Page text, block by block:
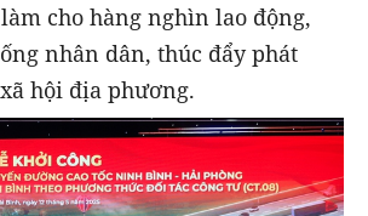
cho hàng nghìn lao động,
nhân dân, thúc đẩy phát
hội địa phương.